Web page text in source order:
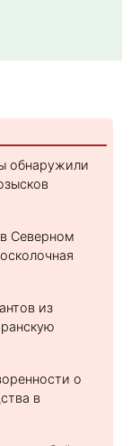
обнаружили
Северном
из
о
в